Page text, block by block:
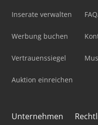
Inserate verwalten
Werbung buchen
Vertrauenssiegel
Auktion einreichen
Unternehmen